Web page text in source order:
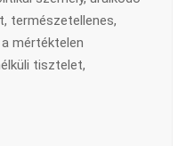
természetellenes,
mértéktelen
tisztelet,